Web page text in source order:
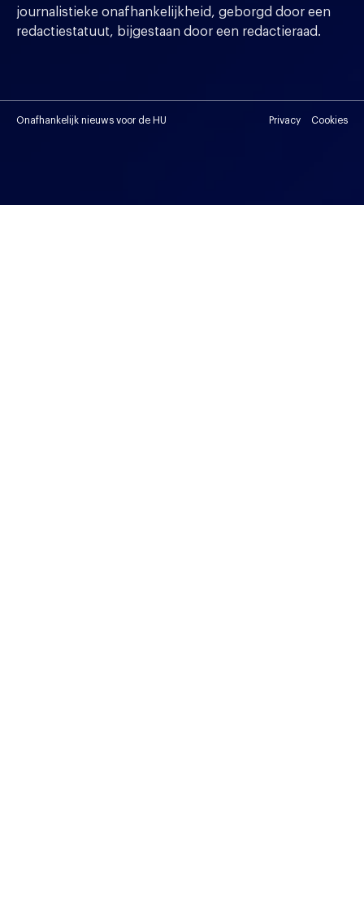
journalistieke onafhankelijkheid, geborgd door een
redactiestatuut, bijgestaan door een redactieraad.
Onafhankelijk nieuws voor de HU Privacy Cookies